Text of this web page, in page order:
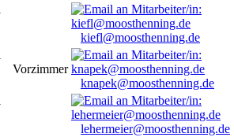
kiefl@moosthenning.de
Vorzimmer
knapek@moosthenning.de
lehermeier@moosthenning.de